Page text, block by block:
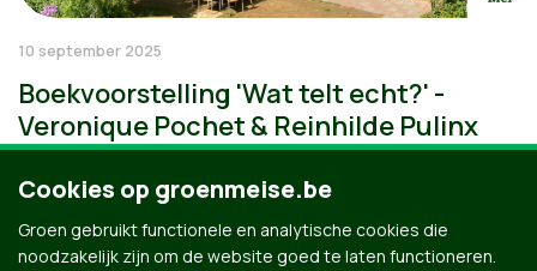
10 september 2025
Boekvoorstelling 'Wat telt echt?' -
Veronique Pochet & Reinhilde Pulinx
Cookies op groenmeise.be
Groen gebruikt functionele en analytische cookies die
noodzakelijk zijn om de website goed te laten functioneren.